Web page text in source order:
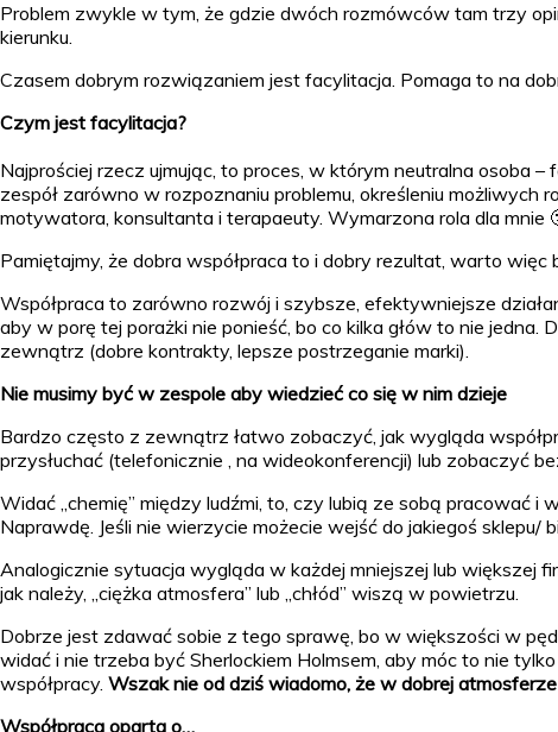
Problem zwykle w tym, że gdzie dwóch rozmówców tam trzy
kierunku.
Czasem dobrym rozwiązaniem jest facylitacja. Pomaga to na
Czym jest facylitacja?
Najprościej rzecz ujmując, to proces, w którym neutralna
zespół zarówno w rozpoznaniu problemu, określeniu możliwych
motywatora, konsultanta i terapaeuty. Wymarzona rola dla mnie
Pamiętajmy, że dobra współpraca to i dobry rezultat, warto
Współpraca to zarówno rozwój i szybsze, efektywniejsze
aby w porę tej porażki nie ponieść, bo co kilka głów to nie
zewnątrz (dobre kontrakty, lepsze postrzeganie marki).
Nie musimy być w zespole aby wiedzieć co się w nim dzieje
Bardzo często z zewnątrz łatwo zobaczyć, jak wygląda
przysłuchać (telefonicznie , na wideokonferencji) lub zobaczyć
Widać „chemię” między ludźmi, to, czy lubią ze sobą pracować
Naprawdę. Jeśli nie wierzycie możecie wejść do jakiegoś
Analogicznie sytuacja wygląda w każdej mniejszej lub większej
jak należy, „ciężka atmosfera” lub „chłód” wiszą w powietrzu.
Dobrze jest zdawać sobie z tego sprawę, bo w większości w
widać i nie trzeba być Sherlockiem Holmsem, aby móc to nie
współpracy. Wszak nie od dziś wiadomo, że w dobrej
Współpraca oparta o…